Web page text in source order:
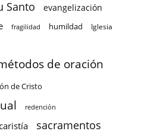
Santo evangelización
fragilidad humildad Iglesia
de oración
de Cristo
redención
sacramentos